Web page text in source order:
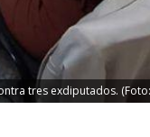
tres exdiputados.